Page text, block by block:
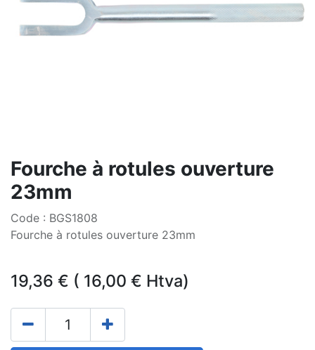
Fourche à rotules ouverture
23mm
Code : BGS1808
Fourche à rotules ouverture 23mm
19,36 € ( 16,00 € Htva)